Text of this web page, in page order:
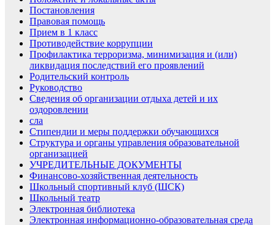
Постановления
Правовая помощь
Прием в 1 класс
Противодействие коррупции
Профилактика терроризма, минимизация и (или)
ликвидация последствий его проявлений
Родительский контроль
Руководство
Сведения об организации отдыха детей и их
оздоровлении
сла
Стипендии и меры поддержки обучающихся
Структура и органы управления образовательной
организацией
УЧРЕДИТЕЛЬНЫЕ ДОКУМЕНТЫ
Финансово-хозяйственная деятельность
Школьный спортивный клуб (ШСК)
Школьный театр
Электронная библиотека
Электронная информационно-образовательная среда